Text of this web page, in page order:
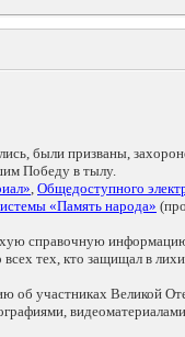
были призваны,
Победу в тылу.
, Общедоступного
«Память народа»
справочную
тех, кто защищал в
об участниках Великой